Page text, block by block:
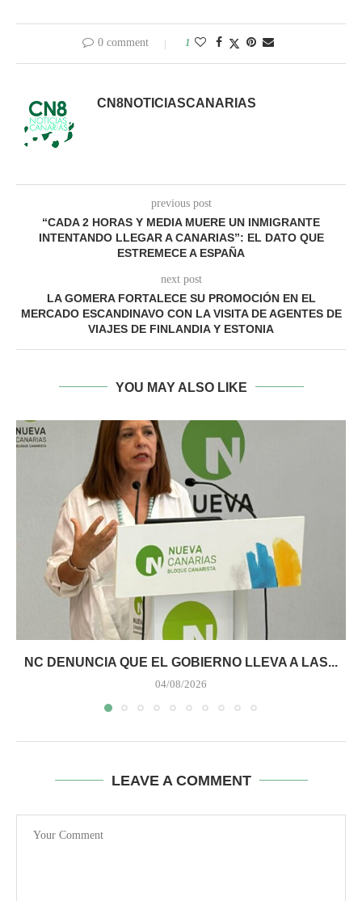
0 comment 1
CN8NOTICIASCANARIAS
previous post
“CADA 2 HORAS Y MEDIA MUERE UN INMIGRANTE
INTENTANDO LLEGAR A CANARIAS”: EL DATO QUE
ESTREMECE A ESPAÑA
next post
LA GOMERA FORTALECE SU PROMOCIÓN EN EL
MERCADO ESCANDINAVO CON LA VISITA DE AGENTES DE
VIAJES DE FINLANDIA Y ESTONIA
YOU MAY ALSO LIKE
NC DENUNCIA QUE EL GOBIERNO LLEVA A LAS...
04/08/2026
LEAVE A COMMENT